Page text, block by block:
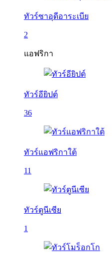
ทัวร์ซาอุดีอาระเบีย
2
แอฟริกา
ทัวร์อียิปต์
36
ทัวร์แอฟริกาใต้
11
ทัวร์ตูนีเซีย
1